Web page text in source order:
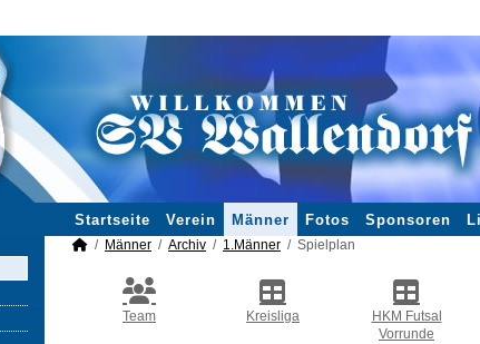
Startseite Verein Männer Fotos Sponsoren
Männer Archiv 1.Männer Spielplan
Team Kreisliga
HKM Futsal
Vorrunde